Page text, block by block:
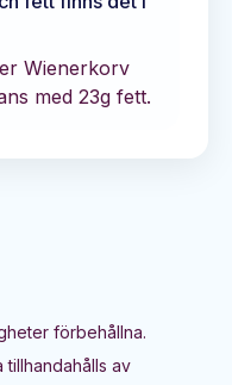
Wienerkorv
med 23g fett.
förbehållna.
av